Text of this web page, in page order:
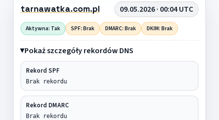
tarnawatka.com.pl 09.05.2026 · 00:04 UTC
Aktywna: Tak SPF: Brak DMARC: Brak DKIM: Brak
Pokaż szczegóły rekordów DNS
Rekord SPF
Brak rekordu
Rekord DMARC
Brak rekordu